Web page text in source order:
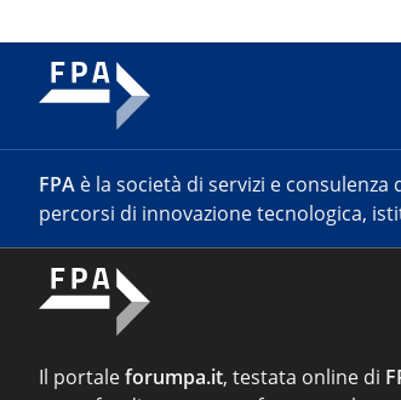
FPA è la società di servizi e consulenza
percorsi di innovazione tecnologica,
Il portaleforumpa.it, testata online di